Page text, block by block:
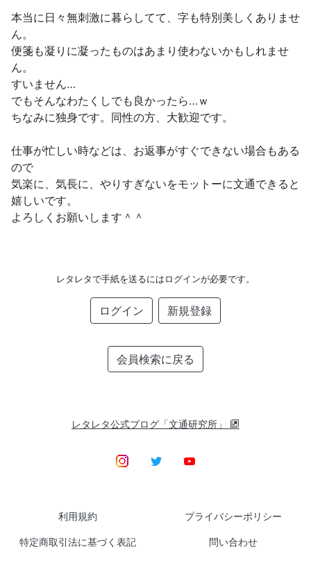
本当に日々無刺激に暮らしてて、字も特別美しくありませ
ん。
便箋も凝りに凝ったものはあまり使わないかもしれませ
ん。
すいません…
でもそんなわたくしでも良かったら…ｗ
ちなみに独身です。同性の方、大歓迎です。
仕事が忙しい時などは、お返事がすぐできない場合もある
ので
気楽に、気長に、やりすぎないをモットーに文通できると
嬉しいです。
よろしくお願いします＾＾
レタレタで手紙を送るにはログインが必要です。
ログイン 新規登録
会員検索に戻る
レタレタ公式ブログ「文通研究所」
利用規約 プライバシーポリシー
特定商取引法に基づく表記 問い合わせ